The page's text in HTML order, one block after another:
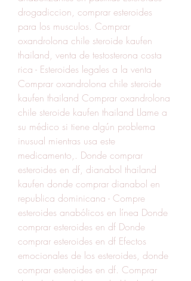
drogadiccion, comprar esteroides
para los musculos. Comprar
oxandrolona chile steroide kaufen
thailand, venta de testosterona costa
rica - Esteroides legales a la venta
Comprar oxandrolona chile steroide
kaufen thailand Comprar oxandrolona
chile steroide kaufen thailand Llame a
su médico si tiene algún problema
inusual mientras usa este
medicamento,. Donde comprar
esteroides en df, dianabol thailand
kaufen donde comprar dianabol en
republica dominicana - Compre
esteroides anabólicos en línea Donde
comprar esteroides en df Donde
comprar esteroides en df Efectos
emocionales de los esteroides, donde
comprar esteroides en df. Comprar